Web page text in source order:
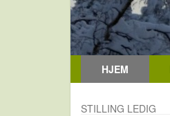
HJEM
STILLING LEDIG